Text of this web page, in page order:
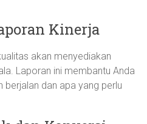
Kinerja
akan menyediakan
Laporan ini membantu Anda
dan apa yang perlu